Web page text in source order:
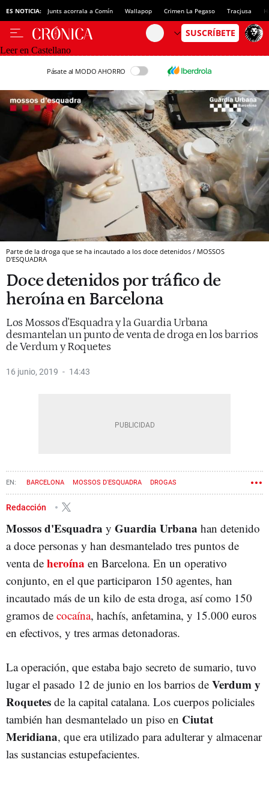
ES NOTICIA: Junts acorrala a Comín Wallapop Crimen La Pegaso Tracjusa
Leer en Castellano
Pásate al MODO AHORRO
Parte de la droga que se ha incautado a los doce detenidos / MOSSOS
D'ESQUADRA
Doce detenidos por tráfico de
heroína en Barcelona
Los Mossos d'Esquadra y la Guardia Urbana
desmantelan un punto de venta de droga en los barrios
de Verdum y Roquetes
16 junio, 2019 14:43
BARCELONA MOSSOS D'ESQUADRA DROGAS
Redacción
Mossos d'Esquadra y Guardia Urbana han detenido
a doce personas y han desmantelado tres puntos de
venta de heroína en Barcelona. En un operativo
conjunto, en el que participaron 150 agentes, han
incautado más de un kilo de esta droga, así como 150
gramos de cocaína, hachís, anfetamina, y 15.000 euros
en efectivos, y tres armas detonadoras.
La operación, que estaba bajo secreto de sumario, tuvo
lugar el pasado 12 de junio en los barrios de Verdum y
Roquetes de la capital catalana. Los cuerpos policiales
también han desmantelado un piso en Ciutat
Meridiana, que era utilizado para adulterar y almacenar
las sustancias estupefacientes.